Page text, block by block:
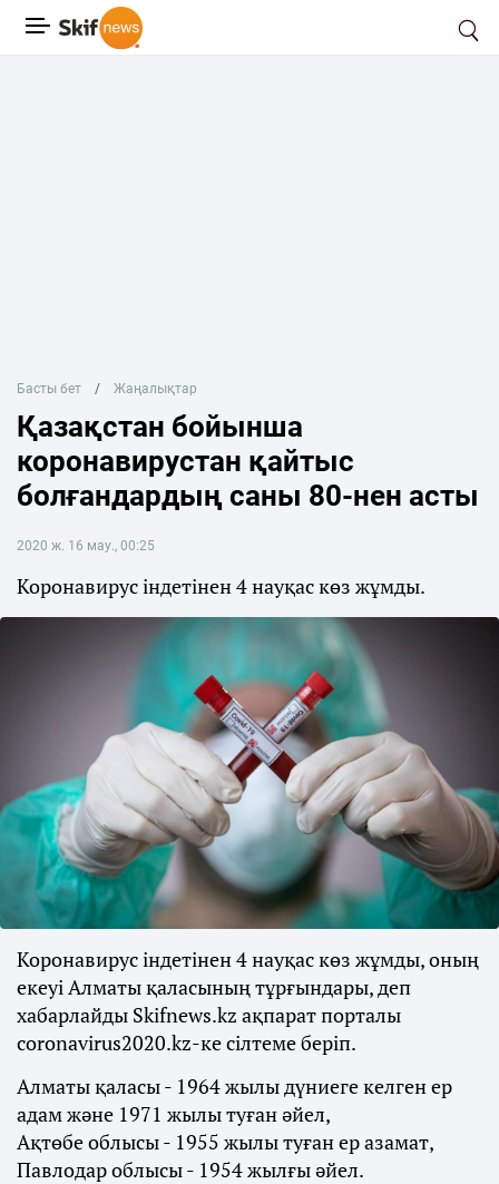
Басты бет Жаңалықтар
Қазақстан бойынша
коронавирустан қайтыс
болғандардың саны 80-нен асты
2020 ж. 16 мау., 00:25
Коронавирус індетінен 4 науқас көз жұмды.
Коронавирус індетінен 4 науқас көз жұмды, оның
екеуі Алматы қаласының тұрғындары, деп
хабарлайды Skifnews.kz ақпарат порталы
coronavirus2020.kz-ке сілтеме беріп.
Алматы қаласы - 1964 жылы дүниеге келген ер
адам және 1971 жылы туған әйел,
Ақтөбе облысы - 1955 жылы туған ер азамат,
Павлодар облысы - 1954 жылғы әйел.